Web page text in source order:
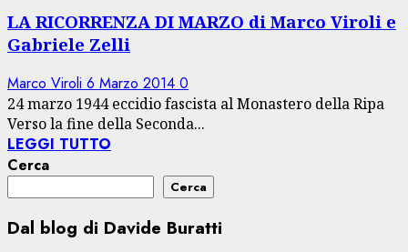
LA RICORRENZA DI MARZO di Marco Viroli e
Gabriele Zelli
Marco Viroli 6 Marzo 2014 0
24 marzo 1944 eccidio fascista al Monastero della Ripa
Verso la fine della Seconda...
LEGGI TUTTO
Cerca
Cerca
Dal blog di Davide Buratti